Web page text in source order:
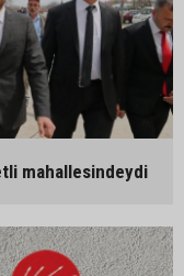
mahallesindeydi